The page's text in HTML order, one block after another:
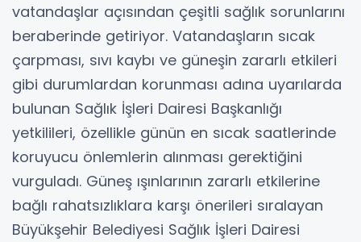
vatandaşlar açısından çeşitli sağlık sorunlarını
beraberinde getiriyor. Vatandaşların sıcak
çarpması, sıvı kaybı ve güneşin zararlı etkileri
gibi durumlardan korunması adına uyarılarda
bulunan Sağlık İşleri Dairesi Başkanlığı
yetkilileri, özellikle günün en sıcak saatlerinde
koruyucu önlemlerin alınması gerektiğini
vurguladı. Güneş ışınlarının zararlı etkilerine
bağlı rahatsızlıklara karşı önerileri sıralayan
Büyükşehir Belediyesi Sağlık İşleri Dairesi